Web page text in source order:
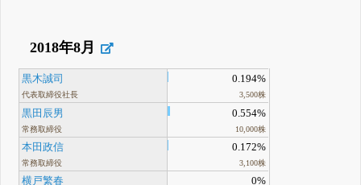
2018年8月
黒木誠司
代表取締役社長
0.194%
3,500株
黒田辰男
常務取締役
0.554%
10,000株
本田政信
常務取締役
0.172%
3,100株
横戸繁春 0%